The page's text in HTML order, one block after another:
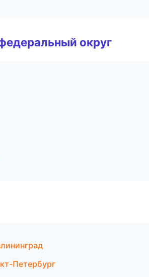
округ
Петербург